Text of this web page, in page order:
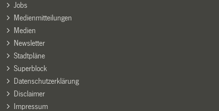
Jobs
Medienmitteilungen
Medien
Newsletter
Stadtpläne
Superblock
Datenschutzerklärung
Disclaimer
Impressum